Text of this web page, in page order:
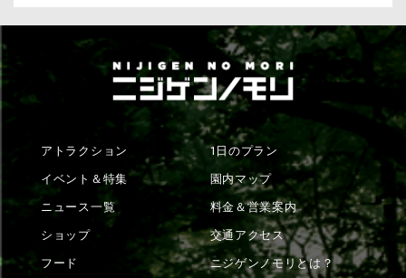
アトラクション
イベント＆特集
ニュース一覧
ショップ
フード
1日のプラン
園内マップ
料金＆営業案内
交通アクセス
ニジゲンノモリとは？